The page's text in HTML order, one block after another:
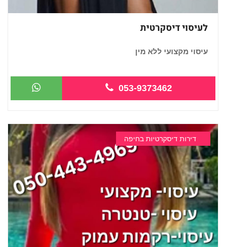
לעיסוי דיסקרטית
עיסוי מקצועי ללא מין
053-9373462
דירות דיסקרטיות בחיפה